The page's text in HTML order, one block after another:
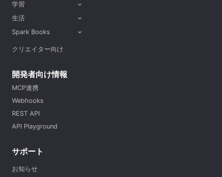
学習 expand_more
生活 expand_more
Spark Books expand_more
クリエイター向け
開発者向け情報
MCP連携
Webhooks
REST API
API Playground
サポート
お知らせ